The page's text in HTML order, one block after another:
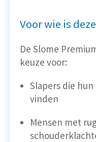
Voor wie is
De Slome
keuze voor:
Slapers die
vinden
Mensen met